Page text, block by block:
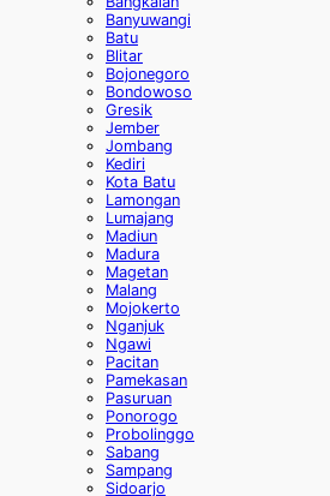
Banyuwangi
Batu
Blitar
Bojonegoro
Bondowoso
Gresik
Jember
Jombang
Kediri
Kota Batu
Lamongan
Lumajang
Madiun
Madura
Magetan
Malang
Mojokerto
Nganjuk
Ngawi
Pacitan
Pamekasan
Pasuruan
Ponorogo
Probolinggo
Sabang
Sampang
Sidoarjo